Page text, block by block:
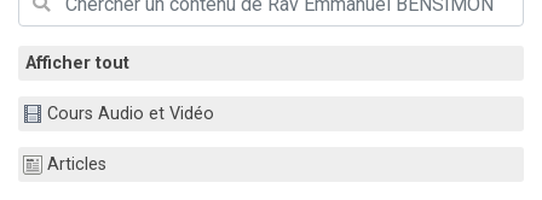
Afficher tout
Cours Audio et Vidéo
Articles